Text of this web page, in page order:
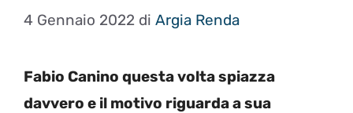
4 Gennaio 2022 di Argia Renda
Fabio Canino questa volta spiazza
davvero e il motivo riguarda a sua